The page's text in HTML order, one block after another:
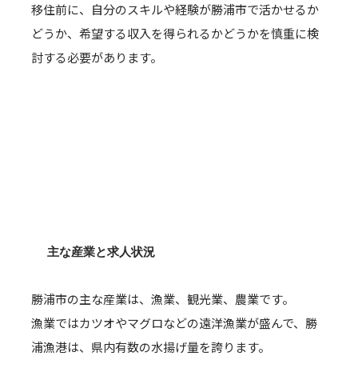
移住前に、自分のスキルや経験が勝浦市で活かせるか
どうか、希望する収入を得られるかどうかを慎重に検
討する必要があります。
主な産業と求人状況
勝浦市の主な産業は、漁業、観光業、農業です。
漁業ではカツオやマグロなどの遠洋漁業が盛んで、勝
浦漁港は、県内有数の水揚げ量を誇ります。